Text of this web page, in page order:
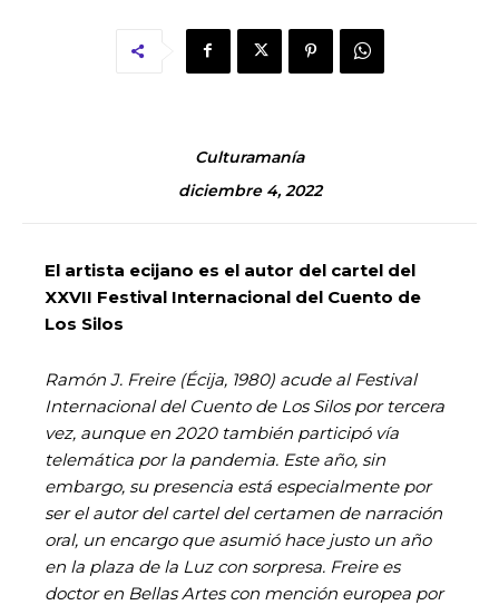
Culturamanía
diciembre 4, 2022
El artista ecijano es el autor del cartel del
XXVII Festival Internacional del Cuento de
Los Silos
Ramón J. Freire (Écija, 1980) acude al Festival
Internacional del Cuento de Los Silos por tercera
vez, aunque en 2020 también participó vía
telemática por la pandemia. Este año, sin
embargo, su presencia está especialmente por
ser el autor del cartel del certamen de narración
oral, un encargo que asumió hace justo un año
en la plaza de la Luz con sorpresa. Freire es
doctor en Bellas Artes con mención europea por